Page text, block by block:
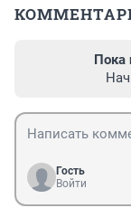
Пока
Гость
Войти